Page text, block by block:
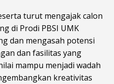
turut mengajak calon
di Prodi PBSI UMK
dan mengasah potensi
dan fasilitas yang
mampu menjadi wadah
kreativitas